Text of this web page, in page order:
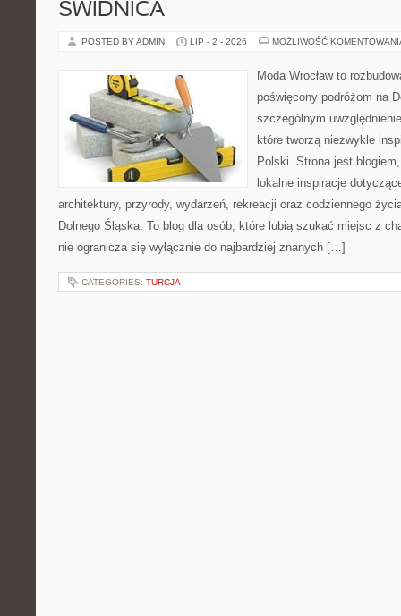
ŚWIDNICA
POSTED BY ADMIN LIP - 2 - 2026 MOŻLIWOŚĆ
Moda Wrocław to
poświęcony podróżom na
szczególnym
które tworzą niezwykle
Polski. Strona jest
lokalne inspiracje
architektury, przyrody, wydarzeń, rekreacji oraz codziennego
Dolnego Śląska. To blog dla osób, które lubią szukać miejsc z
nie ogranicza się wyłącznie do najbardziej znanych […]
CATEGORIES: TURCJA